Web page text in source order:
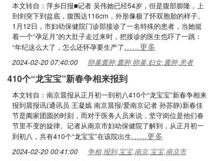
本文转自：萍乡日报■记者 吴伟她已经54岁，但是腹部膨隆，上
到剑突下到盆底，腹围达116cm，外形像极了怀双胞胎的样子。
1月12日，市妇幼保健院门诊部接诊了一名特殊的患者，当她挺
着一个“孕足月”的大肚子走过来时，把接诊的医生也吓了一跳：
“年纪这么大了，怎么还怀孕要生产了……更多
2024-02-20 07:40:00 卵巢囊肿,囊肿,卵巢,妇女,囊肿,患者
410个“龙宝宝”新春争相来报到
本文转自：南京晨报从正月初一到初八410个“龙宝宝”新春争相来
报到晨报讯(通讯员 王凝嫣 南京晨报/爱南京记者 孙苏静)新春佳
节是阖家团圆的时刻，而对于医务人员来说，坚守岗位是他们春
节里不变的旋律。记者从南京市妇幼保健院了解到，从正月初一
到初八，共有410个“龙宝宝”在该院出生……更多
2024-02-20 00:41:00 争相,报到,宝宝,南京,宝宝,南京市